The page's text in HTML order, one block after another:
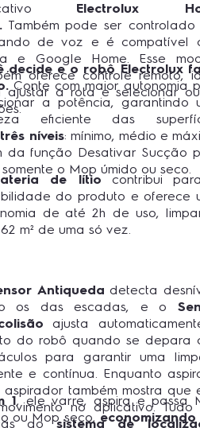
Electrolux
Também pode ser controlado
de voz e é compatível
e Google Home. Esse
oferece controle remoto,
ajustar a rota e selecionar
decide e o robô Electrolux
Conte com maior autonomia
a potência, garantindo
eficiente das
três níveis: mínimo, médio e
da função Desativar Sucção
o Mop úmido ou seco.
de lítio contribui
do produto e oferece
de até 2h de uso,
m² de uma só vez.
Antiqueda detecta
os das escadas, e o
ajusta
do robô quando se depara
para garantir uma
e contínua. Enquanto
aspirador também mostra que
no aplicativo. Tudo
aosistema de
1, ele varre, aspira e passa
ou Mop seco,